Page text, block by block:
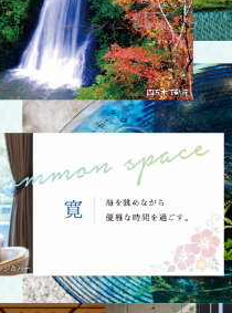
四方木不動滝
ジ&バー